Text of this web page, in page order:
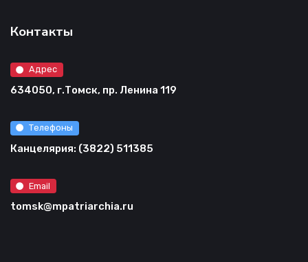
Контакты
Адрес
634050, г.Томск, пр. Ленина 119
Телефоны
Канцелярия: (3822) 511385
Email
tomsk@mpatriarchia.ru